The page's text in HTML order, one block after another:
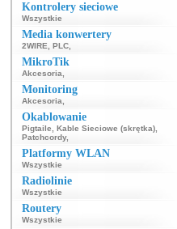
Kontrolery sieciowe
Wszystkie
Media konwertery
2WIRE PLC
MikroTik
Akcesoria
Monitoring
Akcesoria
Okablowanie
Pigtaile Kable Sieciowe (skrętka)
Patchcordy,
Platformy WLAN
Wszystkie
Radiolinie
Wszystkie
Routery
Wszystkie